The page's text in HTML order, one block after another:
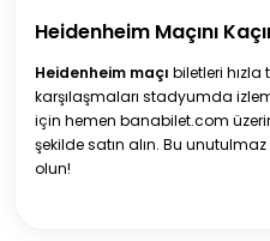
Heidenheim Maçını
Heidenheim maçı biletleri
karşılaşmaları stadyumda
için hemen banabilet.com
şekilde satın alın. Bu
olun!